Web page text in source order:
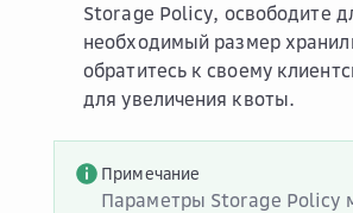
Storage Policy, освободите
необходимый размер
обратитесь к своему
для увеличения квоты.
Примечание
Параметры Storage Policy